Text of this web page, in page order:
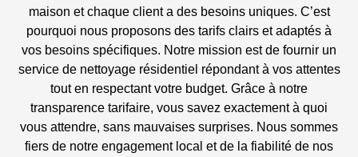
maison et chaque client a des besoins uniques. C’est
pourquoi nous proposons des tarifs clairs et adaptés à
vos besoins spécifiques. Notre mission est de fournir un
service de nettoyage résidentiel répondant à vos attentes
tout en respectant votre budget. Grâce à notre
transparence tarifaire, vous savez exactement à quoi
vous attendre, sans mauvaises surprises. Nous sommes
fiers de notre engagement local et de la fiabilité de nos